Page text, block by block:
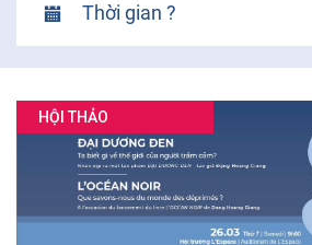
GIỎ HÀNG ĐĂNG NHẬP
Thời gian ?
HỘI THẢO